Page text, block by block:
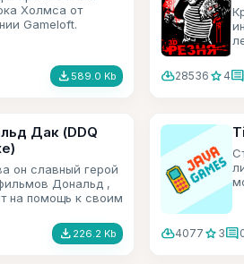
Холмса от
Gameloft.
file_download 589.0 Kb cloud_download28536 star 4comment
Дак (DDQ
он славный герой
Дональд ,
на помощь к своим
file_download 226.2 Kb cloud_download4077 star 3comment